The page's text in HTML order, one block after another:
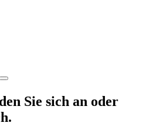
Sie sich an oder